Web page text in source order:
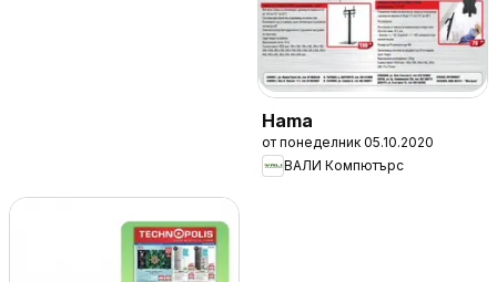
Hama
от понеделник 05.10.2020
ВАЛИ Компютърc